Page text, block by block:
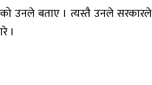
उनले बताए । त्यस्तै उनले सरकारले
।